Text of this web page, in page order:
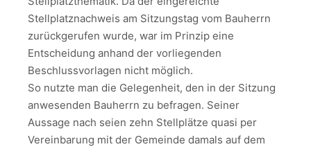
Stellplatznachweis am Sitzungstag vom Bauherrn
zurückgerufen wurde, war im Prinzip eine
Entscheidung anhand der vorliegenden
Beschlussvorlagen nicht möglich.
So nutzte man die Gelegenheit, den in der Sitzung
anwesenden Bauherrn zu befragen. Seiner
Aussage nach seien zehn Stellplätze quasi per
Vereinbarung mit der Gemeinde damals auf dem